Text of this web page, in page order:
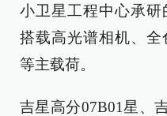
小卫星工程中心承研
搭载高光谱相机、
等主载荷。
吉星高分07B01星、